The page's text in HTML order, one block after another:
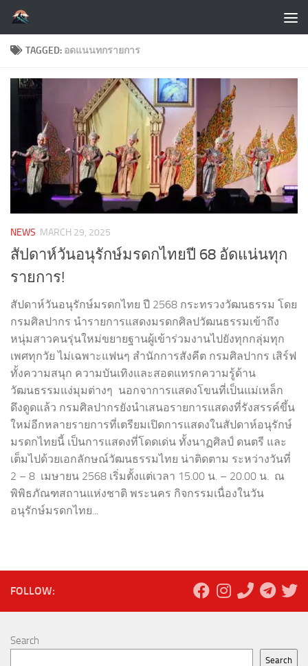
Skip to content
TAGGED: อดแนนทกรายการ
NEWS MARCH 29, 2025
สัปดาห์วันอนุรักษ์มรดกไทยปี 68 อัดแน่นทุก
รายการ!
สัปดาห์วันอนุรักษ์มรดกไทย ปี 2568 กระทรวงวัฒนธรรม โดย
กรมศิลปากร นำรายการแสดงมรดกศิลปวัฒนธรรมเข้าถึง
หนุ่มสาวคนรุ่นใหม่ขยายฐานผู้เข้าร่วมงานไปยังทุกกลุ่มทุก
เพศทุกวัย ไม่เฉพาะแฟนๆ สำนักการสังคีต กรมศิลปากร เสิร์ฟ
ทั้งความสนุก ความบันเทิงและสอดแทรกความรู้ด้าน
วัฒนธรรมแง่มุมต่างๆ นอกจาการแสดงโขนที่เป็นแม่เหล็ก
ดึงดูดแล้ว กรมศิลปากรยังนำเสนอรายการแสดงที่รังสรรค์ขึ้น
ใหม่อีกหลายรายการที่เตรียมเปิดการแสดงในสัปดาห์อนุรักษ์
มรดกไทยนี้ เป็นการแสดงที่โดดเด่น ทั้งนาฏศิลป์ ดนตรี และ
เต็มไปด้วยเอกลักษณ์วัฒนธรรมไทย น่าติดตาม ระหว่างวันที่
2 – 8 เมษายน 2568 เริ่มตั้งแต่เวลา 15.00 น. – 20.00 น. ณ
พิพิธภัณฑสถานแห่งชาติ พระนคร กิจกรรมเนื่องในวัน
อนุรักษ์มรดกไทย...
FOLLOW:
Search
Search